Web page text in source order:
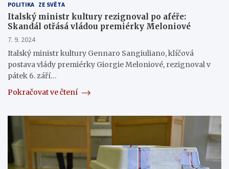
POLITIKA ZE SVĚTA
Italský ministr kultury rezignoval po aféře:
Skandál otřásá vládou premiérky Meloniové
7. 9. 2024
Italský ministr kultury Gennaro Sangiuliano, klíčová
postava vlády premiérky Giorgie Meloniové, rezignoval v
pátek 6. září…
Pokračovat ve čtení